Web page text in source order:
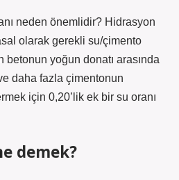
neden önemlidir? Hidrasyon
olarak gerekli su/çimento
betonun yoğun donatı arasında
daha fazla çimentonun
için 0,20’lik ek bir su oranı
demek?